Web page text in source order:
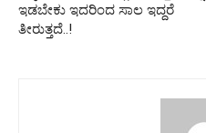
ಇಡಬೇಕು ಇದರಿಂದ ಸಾಲ ಇದ್ದರೆ
ತೀರುತ್ತದೆ..!